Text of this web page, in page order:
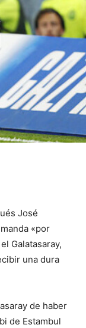
José
«por
Galatasaray,
una dura
de haber
de Estambul